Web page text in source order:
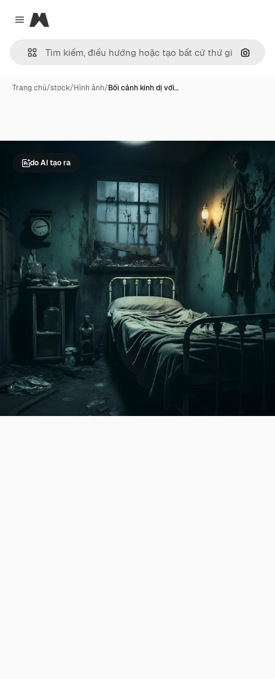
Close menu
Magnific
Tìm
Trang chủ/stock/Hình ảnh/Bối cảnh kinh dị với…
do AI tạo ra